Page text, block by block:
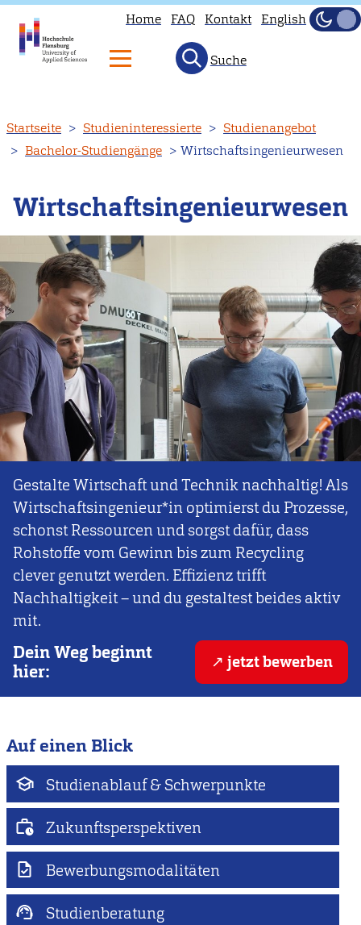
zum
Inhalt
Home FAQ Kontakt English
Hell
Suche
Startseite Studieninteressierte
Studienangebot
Bachelor-Studiengänge
Wirtschaftsingenieurwesen
Wirtschaftsingenieurwesen
Gestalte Wirtschaft und Technik nachhaltig! Als
Wirtschaftsingenieur*in optimierst du Prozesse,
schonst Ressourcen und sorgst dafür, dass
Rohstoffe vom Gewinn bis zum Recycling
clever genutzt werden. Effizienz trifft
Nachhaltigkeit – und du gestaltest beides aktiv
mit.
Dein Weg beginnt
hier:
jetzt bewerben
Auf einen Blick
Studienablauf & Schwerpunkte
Zukunftsperspektiven
Bewerbungsmodalitäten
Studienberatung